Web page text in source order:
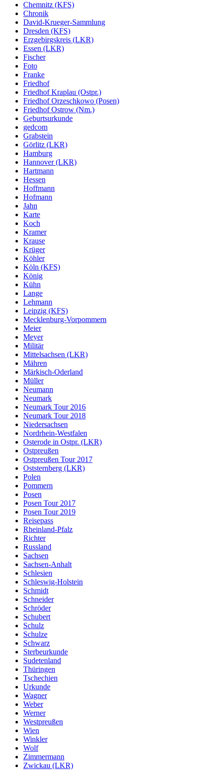
Chemnitz (KFS)
Chronik
David-Krueger-Sammlung
Dresden (KFS)
Erzgebirgskreis (LKR)
Essen (LKR)
Fischer
Foto
Franke
Friedhof
Friedhof Kraplau (Ostpr.)
Friedhof Orzeschkowo (Posen)
Friedhof Ostrow (Nm.)
Geburtsurkunde
gedcom
Grabstein
Görlitz (LKR)
Hamburg
Hannover (LKR)
Hartmann
Hessen
Hoffmann
Hofmann
Jahn
Karte
Koch
Kramer
Krause
Krüger
Köhler
Köln (KFS)
König
Kühn
Lange
Lehmann
Leipzig (KFS)
Mecklenburg-Vorpommern
Meier
Meyer
Militär
Mittelsachsen (LKR)
Mähren
Märkisch-Oderland
Müller
Neumann
Neumark
Neumark Tour 2016
Neumark Tour 2018
Niedersachsen
Nordrhein-Westfalen
Osterode in Ostpr. (LKR)
Ostpreußen
Ostpreußen Tour 2017
Oststernberg (LKR)
Polen
Pommern
Posen
Posen Tour 2017
Posen Tour 2019
Reisepass
Rheinland-Pfalz
Richter
Russland
Sachsen
Sachsen-Anhalt
Schlesien
Schleswig-Holstein
Schmidt
Schneider
Schröder
Schubert
Schulz
Schulze
Schwarz
Sterbeurkunde
Sudetenland
Thüringen
Tschechien
Urkunde
Wagner
Weber
Werner
Westpreußen
Wien
Winkler
Wolf
Zimmermann
Zwickau (LKR)